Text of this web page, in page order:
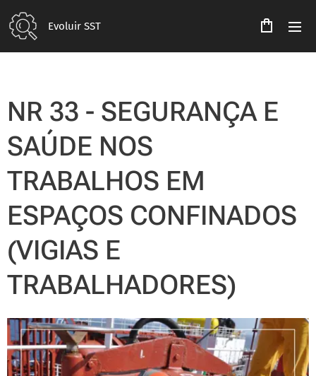
Evoluir SST
NR 33 - SEGURANÇA E
SAÚDE NOS
TRABALHOS EM
ESPAÇOS CONFINADOS
(VIGIAS E
TRABALHADORES)